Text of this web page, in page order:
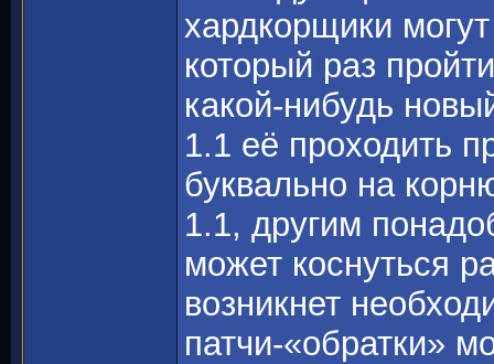
хардкорщики
который раз
какой-нибудь
1.1 её проходить
буквально на
1.1, другим
может коснуться
возникнет
патчи-«обратки»